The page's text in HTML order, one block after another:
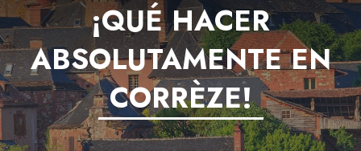
¡QUÉ HACER
ABSOLUTAMENTE EN
CORRÈZE!